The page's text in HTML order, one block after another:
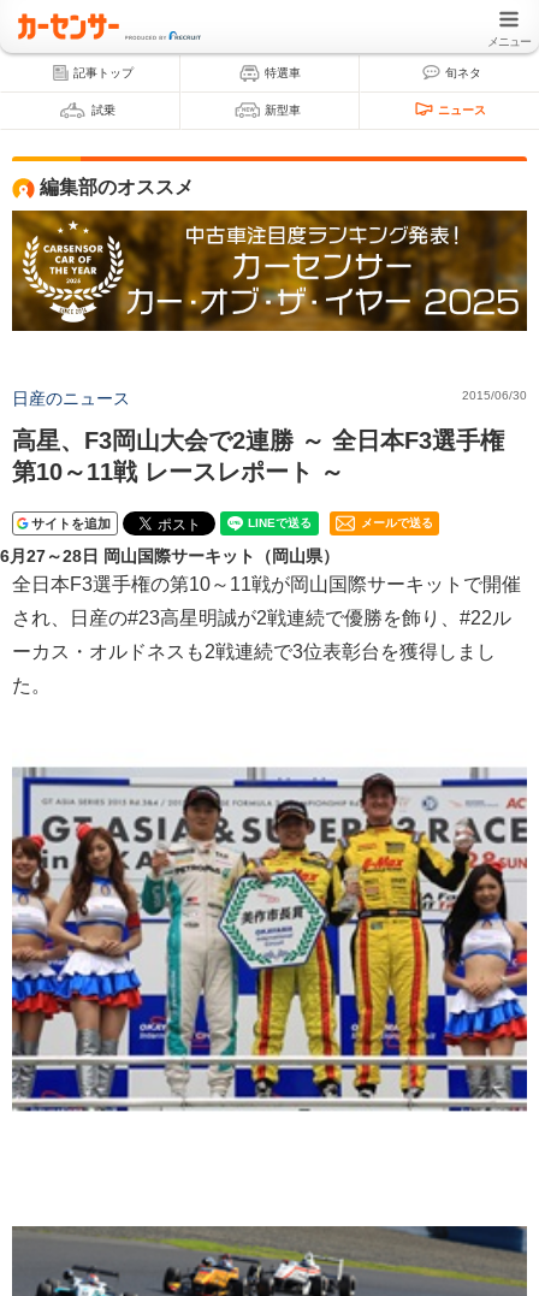
メニュー
記事トップ 特選車 旬ネタ
試乗 新型車 ニュース
編集部のオススメ
日産のニュース 2015/06/30
高星、F3岡山大会で2連勝 ～ 全日本F3選手権
第10～11戦 レースレポート ～
サイトを追加 メールで送る
6月27～28日 岡山国際サーキット（岡山県）
全日本F3選手権の第10～11戦が岡山国際サーキットで開催
され、日産の#23高星明誠が2戦連続で優勝を飾り、#22ル
ーカス・オルドネスも2戦連続で3位表彰台を獲得しまし
た。